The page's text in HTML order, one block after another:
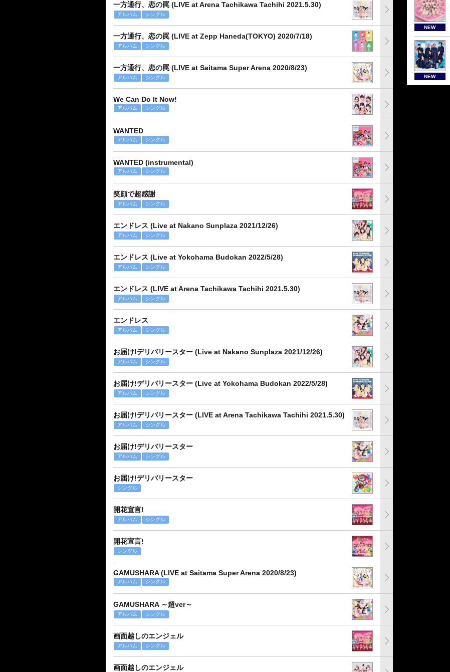
一方通行、恋の罠 (LIVE at Arena Tachikawa Tachihi 2021.5.30)
アルバム シングル
一方通行、恋の罠 (LIVE at Zepp Haneda(TOKYO) 2020/7/18)
アルバム シングル
一方通行、恋の罠 (LIVE at Saitama Super Arena 2020/8/23)
アルバム シングル
We Can Do It Now!
アルバム シングル
WANTED
アルバム シングル
WANTED (instrumental)
アルバム シングル
笑顔で超感謝
アルバム シングル
エンドレス (Live at Nakano Sunplaza 2021/12/26)
アルバム シングル
エンドレス (Live at Yokohama Budokan 2022/5/28)
アルバム シングル
エンドレス (LIVE at Arena Tachikawa Tachihi 2021.5.30)
アルバム シングル
エンドレス
アルバム シングル
お届け!デリバリースター (Live at Nakano Sunplaza 2021/12/26)
アルバム シングル
お届け!デリバリースター (Live at Yokohama Budokan 2022/5/28)
アルバム シングル
お届け!デリバリースター (LIVE at Arena Tachikawa Tachihi 2021.5.30)
アルバム シングル
お届け!デリバリースター
アルバム シングル
お届け!デリバリースター
シングル
開花宣言!
アルバム シングル
開花宣言!
シングル
GAMUSHARA (LIVE at Saitama Super Arena 2020/8/23)
アルバム シングル
GAMUSHARA ～超ver～
アルバム シングル
画面越しのエンジェル
アルバム シングル
画面越しのエンジェル
NEW
NEW